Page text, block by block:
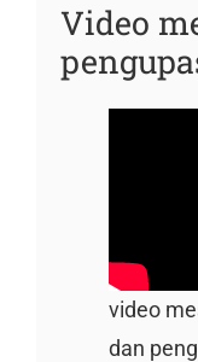
Video
video
dan